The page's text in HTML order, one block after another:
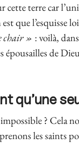
cette terre car
que l’esquisse
chair » : voilà,
épousailles de
qu’une
? Cela
les saints